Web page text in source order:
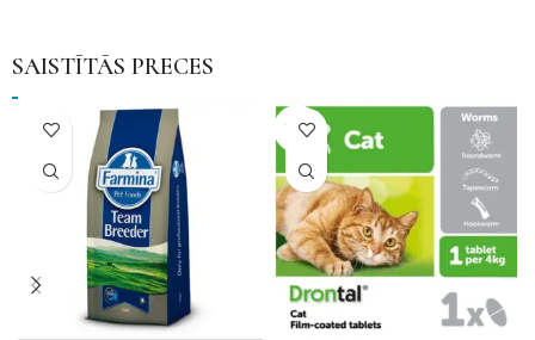
SAISTĪTĀS PRECES
NAV